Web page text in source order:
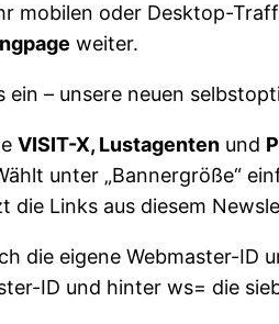
mobilen oder Desktop-
weiter.
ein – unsere neuen
VISIT-X, Lustagenten und
unter „Bannergröße“
die Links aus diesem
die eigene Webmaster-ID
ID und hinter ws= die